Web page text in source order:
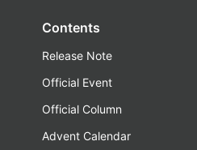
Contents
Release Note
Official Event
Official Column
Advent Calendar